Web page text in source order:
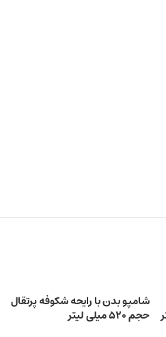
شامپو بدن با رایحه شکوفه پرتقال
حجم 520 میلی‌ لیتر